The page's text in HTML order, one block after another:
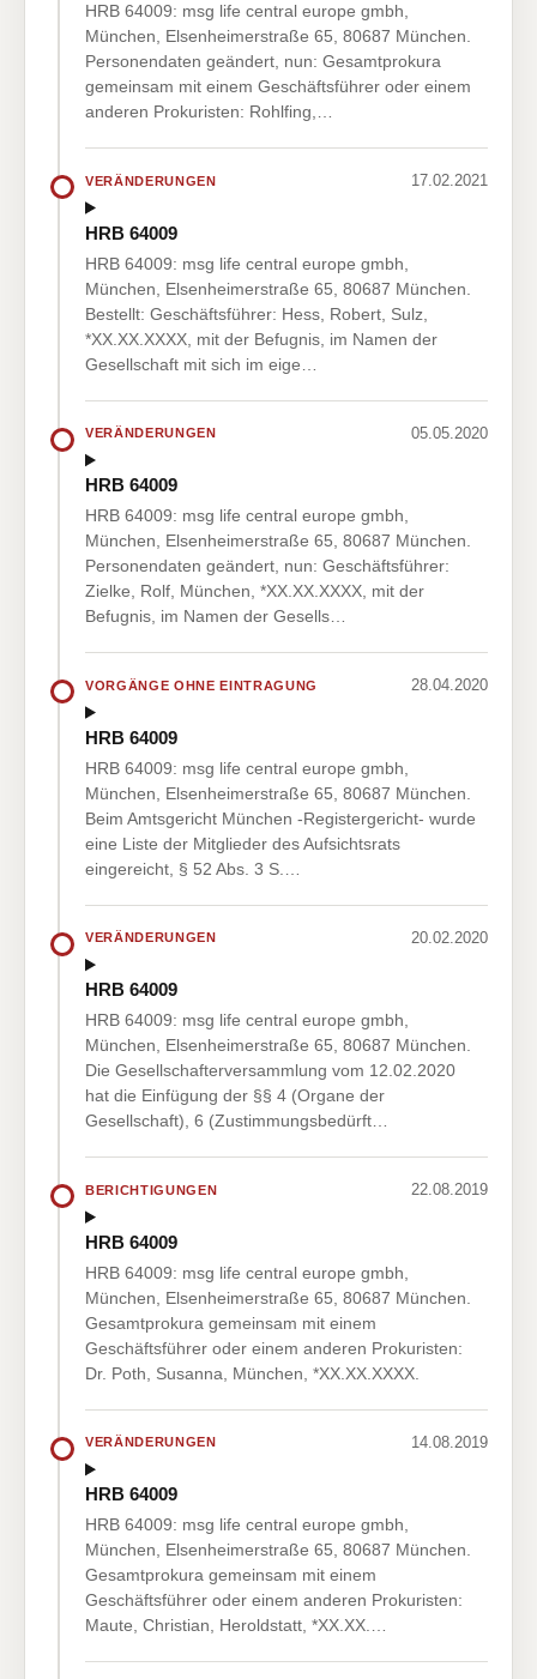
HRB 64009: msg life central europe gmbh,
München, Elsenheimerstraße 65, 80687 München.
Personendaten geändert, nun: Gesamtprokura
gemeinsam mit einem Geschäftsführer oder einem
anderen Prokuristen: Rohlfing,…
VERÄNDERUNGEN 17.02.2021
HRB 64009
HRB 64009: msg life central europe gmbh,
München, Elsenheimerstraße 65, 80687 München.
Bestellt: Geschäftsführer: Hess, Robert, Sulz,
*XX.XX.XXXX, mit der Befugnis, im Namen der
Gesellschaft mit sich im eige…
VERÄNDERUNGEN 05.05.2020
HRB 64009
HRB 64009: msg life central europe gmbh,
München, Elsenheimerstraße 65, 80687 München.
Personendaten geändert, nun: Geschäftsführer:
Zielke, Rolf, München, *XX.XX.XXXX, mit der
Befugnis, im Namen der Gesells…
VORGÄNGE OHNE EINTRAGUNG 28.04.2020
HRB 64009
HRB 64009: msg life central europe gmbh,
München, Elsenheimerstraße 65, 80687 München.
Beim Amtsgericht München -Registergericht- wurde
eine Liste der Mitglieder des Aufsichtsrats
eingereicht, § 52 Abs. 3 S.…
VERÄNDERUNGEN 20.02.2020
HRB 64009
HRB 64009: msg life central europe gmbh,
München, Elsenheimerstraße 65, 80687 München.
Die Gesellschafterversammlung vom 12.02.2020
hat die Einfügung der §§ 4 (Organe der
Gesellschaft), 6 (Zustimmungsbedürft…
BERICHTIGUNGEN 22.08.2019
HRB 64009
HRB 64009: msg life central europe gmbh,
München, Elsenheimerstraße 65, 80687 München.
Gesamtprokura gemeinsam mit einem
Geschäftsführer oder einem anderen Prokuristen:
Dr. Poth, Susanna, München, *XX.XX.XXXX.
VERÄNDERUNGEN 14.08.2019
HRB 64009
HRB 64009: msg life central europe gmbh,
München, Elsenheimerstraße 65, 80687 München.
Gesamtprokura gemeinsam mit einem
Geschäftsführer oder einem anderen Prokuristen:
Maute, Christian, Heroldstatt, *XX.XX.…